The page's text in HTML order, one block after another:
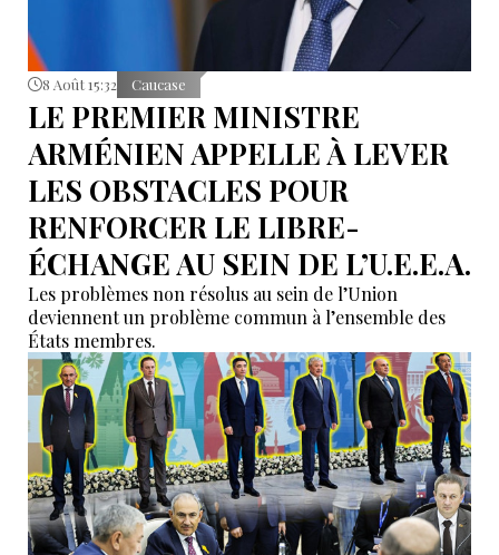
8 Août 15:32 Caucase
LE PREMIER MINISTRE
ARMÉNIEN APPELLE À LEVER
LES OBSTACLES POUR
RENFORCER LE LIBRE-
ÉCHANGE AU SEIN DE L’U.E.E.A.
Les problèmes non résolus au sein de l’Union
deviennent un problème commun à l’ensemble des
États membres.